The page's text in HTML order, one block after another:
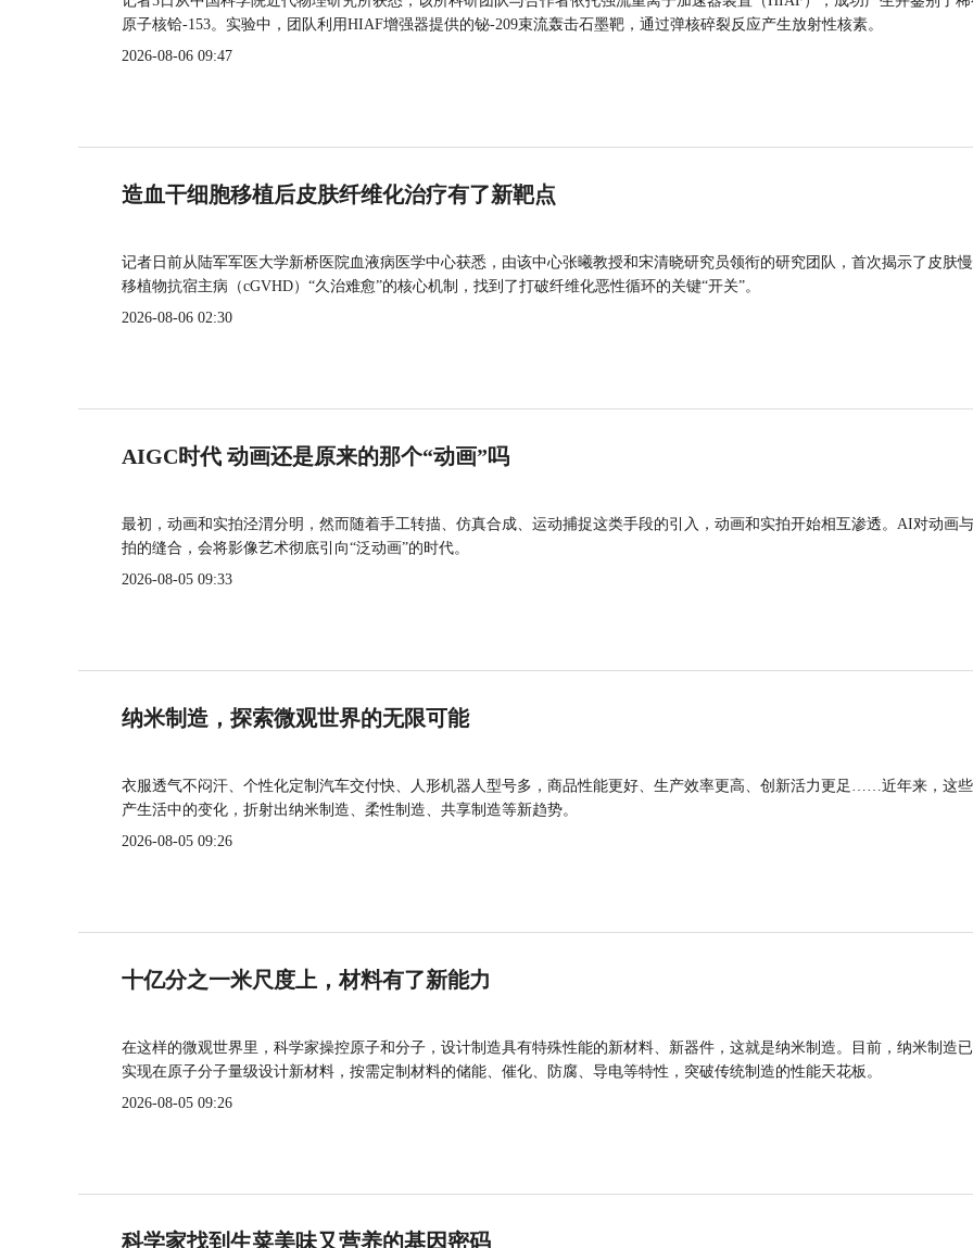
原子核铪-153。实验中，团队利用HIAF增强器提供的铋-209束流轰击石墨靶，通过弹核碎裂反应产生放射性核素。
2026-08-06 09:47
造血干细胞移植后皮肤纤维化治疗有了新靶点
记者日前从陆军军医大学新桥医院血液病医学中心获悉，由该中心张曦教授和宋清晓研究员领衔的研究团队，首次揭示了皮肤
移植物抗宿主病（cGVHD）“久治难愈”的核心机制，找到了打破纤维化恶性循环的关键“开关”。
2026-08-06 02:30
AIGC时代 动画还是原来的那个“动画”吗
最初，动画和实拍泾渭分明，然而随着手工转描、仿真合成、运动捕捉这类手段的引入，动画和实拍开始相互渗透。AI对动画
拍的缝合，会将影像艺术彻底引向“泛动画”的时代。
2026-08-05 09:33
纳米制造，探索微观世界的无限可能
衣服透气不闷汗、个性化定制汽车交付快、人形机器人型号多，商品性能更好、生产效率更高、创新活力更足……近年来，这
产生活中的变化，折射出纳米制造、柔性制造、共享制造等新趋势。
2026-08-05 09:26
十亿分之一米尺度上，材料有了新能力
在这样的微观世界里，科学家操控原子和分子，设计制造具有特殊性能的新材料、新器件，这就是纳米制造。目前，纳米制造
实现在原子分子量级设计新材料，按需定制材料的储能、催化、防腐、导电等特性，突破传统制造的性能天花板。
2026-08-05 09:26
科学家找到生菜美味又营养的基因密码